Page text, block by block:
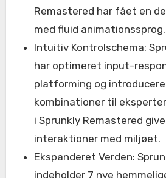
Remastered har fået en
med fluid animationssprog.
Intuitiv Kontrolschema:
har optimeret input-
platforming og
kombinationer til
i Sprunkly Remastered
interaktioner med miljøet.
Ekspanderet Verden:
indeholder 7 nye